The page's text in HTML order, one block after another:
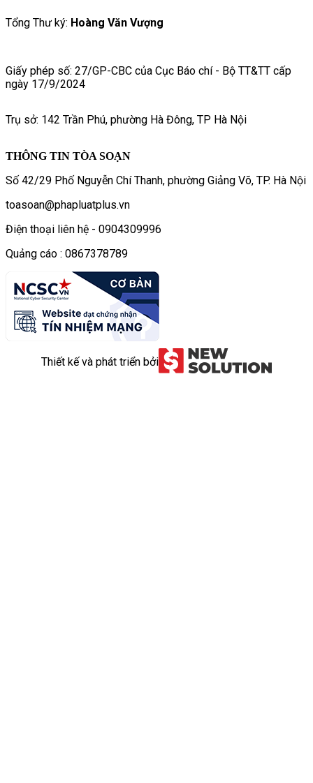
Tổng Thư ký: Hoàng Văn Vượng
Giấy phép số: 27/GP-CBC của Cục Báo chí - Bộ TT&TT cấp
ngày 17/9/2024
Trụ sở: 142 Trần Phú, phường Hà Đông, TP Hà Nội
THÔNG TIN TÒA SOẠN
Số 42/29 Phố Nguyễn Chí Thanh, phường Giảng Võ, TP. Hà Nội
toasoan@phapluatplus.vn
Điện thoại liên hệ - 0904309996
Quảng cáo : 0867378789
Thiết kế và phát triển bởi